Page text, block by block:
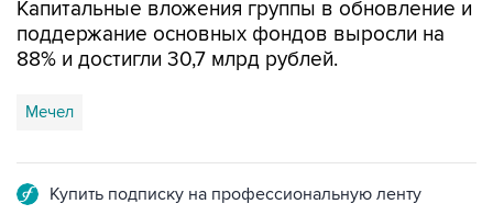
88% и достигли 30,7 млрд рублей.
Мечел
Подписаться на рассылку главных новостей сайта